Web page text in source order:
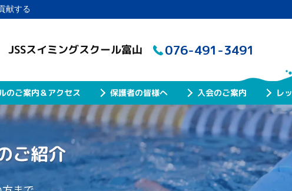
献する
JSSスイミングスクール富山 076-491-3491
のご案内＆アクセス 保護者の皆様へ 入会のご案内 レ
ご紹介